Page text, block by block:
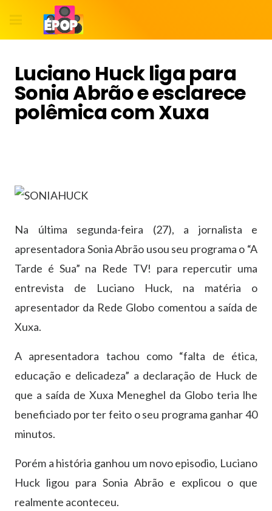
Luciano Huck liga para
Sonia Abrão e esclarece
polêmica com Xuxa
Na última segunda-feira (27), a jornalista e
apresentadora Sonia Abrão usou seu programa o “A
Tarde é Sua” na Rede TV! para repercutir uma
entrevista de Luciano Huck, na matéria o
apresentador da Rede Globo comentou a saída de
Xuxa.
A apresentadora tachou como “falta de ética,
educação e delicadeza” a declaração de Huck de
que a saída de Xuxa Meneghel da Globo teria lhe
beneficiado por ter feito o seu programa ganhar 40
minutos.
Porém a história ganhou um novo episodio, Luciano
Huck ligou para Sonia Abrão e explicou o que
realmente aconteceu.